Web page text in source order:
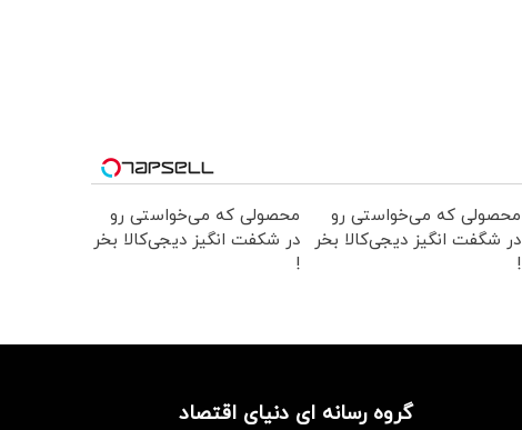
محصولی که می‌خواستی رو
در شگفت انگیز دیجی‌کالا بخر
!
محصولی که می‌خواستی رو
در شکفت انگیز دیجی‌کالا بخر
!
گروه رسانه ای دنیای اقتصاد